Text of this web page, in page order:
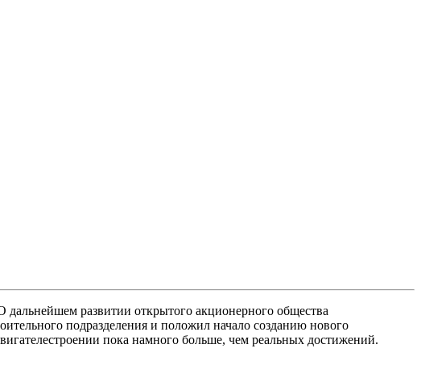
развитии открытого акционерного общества
подразделения и положил начало созданию нового
пока намного больше, чем реальных достижений.